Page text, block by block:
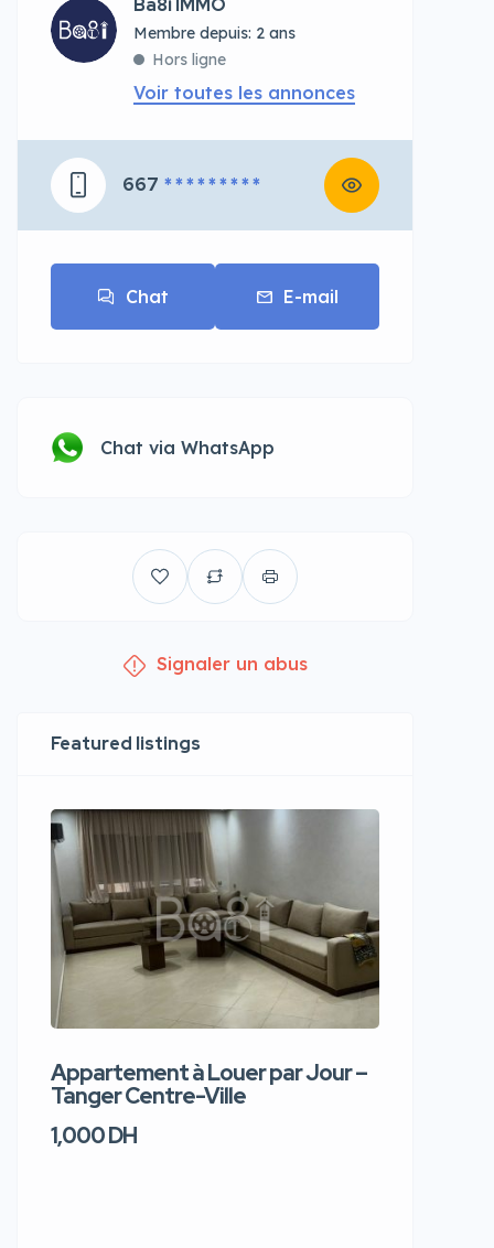
Ba8i IMMO
Membre depuis: 2 ans
Hors ligne
Voir toutes les annonces
667 * * * * * * * * *
Chat E-mail
Chat via WhatsApp
Signaler un abus
Featured listings
Appartement à Louer par Jour –
Tanger Centre-Ville
1,000 DH